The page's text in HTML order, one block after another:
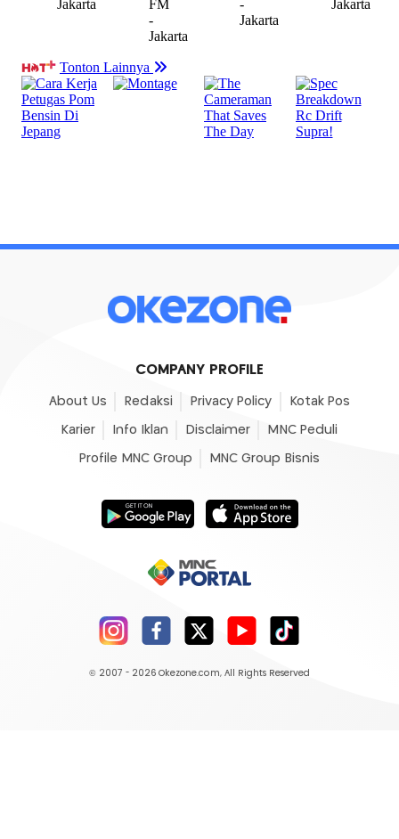
COMPANY PROFILE
About Us Redaksi Privacy Policy Kotak Pos
Karier Info Iklan Disclaimer MNC Peduli
Profile MNC Group MNC Group Bisnis
© 2007 - 2026 Okezone.com, All Rights Reserved